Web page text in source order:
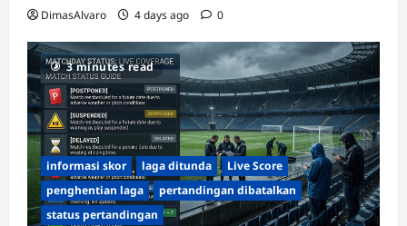
DimasAlvaro 4 days ago 0
3 minutes read
informasi skor laga ditunda
Live Score
penghentian laga
pertandingan dibatalkan
status pertandingan